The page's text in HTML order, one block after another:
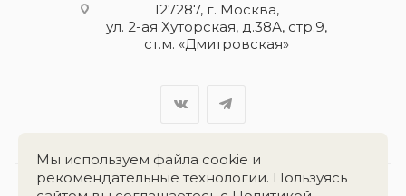
127287, г. Москва,
ул. 2-ая Хуторская, д.38А, стр.9,
ст.м. «Дмитровская»
Мы используем файла cookie и
рекомендательные технологии. Пользуясь